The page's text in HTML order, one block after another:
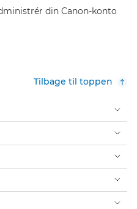
din Canon-konto
Tilbage til toppen